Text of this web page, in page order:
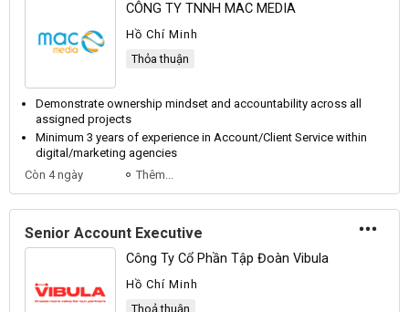
CÔNG TY TNNH MAC MEDIA
Hồ Chí Minh
Thỏa thuận
Demonstrate ownership mindset and accountability across all
assigned projects
Minimum 3 years of experience in Account/Client Service within
digital/marketing agencies
Còn 4 ngày
Thêm...
Senior Account Executive
Công Ty Cổ Phần Tập Đoàn Vibula
Hồ Chí Minh
Thoả thuận